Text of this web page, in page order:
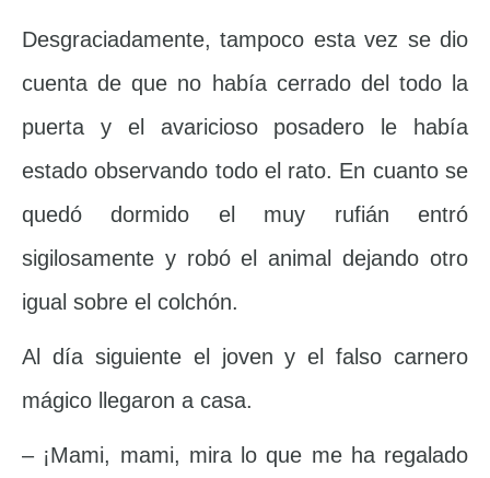
Desgraciadamente, tampoco esta vez se dio
cuenta de que no había cerrado del todo la
puerta y el avaricioso posadero le había
estado observando todo el rato. En cuanto se
quedó dormido el muy rufián entró
sigilosamente y robó el animal dejando otro
igual sobre el colchón.
Al día siguiente el joven y el falso carnero
mágico llegaron a casa.
– ¡Mami, mami, mira lo que me ha regalado